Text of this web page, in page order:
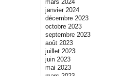
mars 2024
janvier 2024
décembre 2023
octobre 2023
septembre 2023
août 2023
juillet 2023
juin 2023
mai 2023